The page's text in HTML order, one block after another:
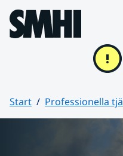
Hoppa till sidans innehåll
Start Professionella